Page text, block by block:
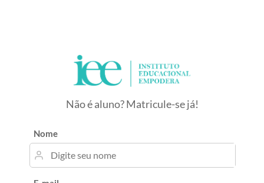
Não é aluno? Matricule-se já!
Nome